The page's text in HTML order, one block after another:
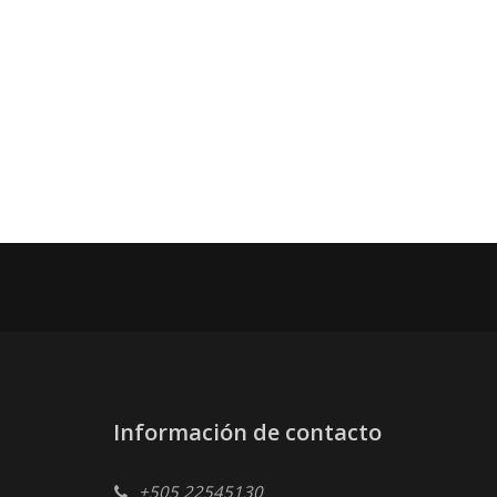
Información de contacto
+505 22545130